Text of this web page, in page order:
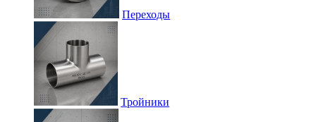
Переходы
Тройники